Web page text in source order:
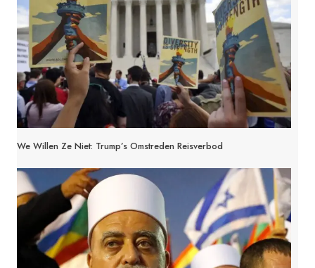
We Willen Ze Niet: Trump’s Omstreden Reisverbod